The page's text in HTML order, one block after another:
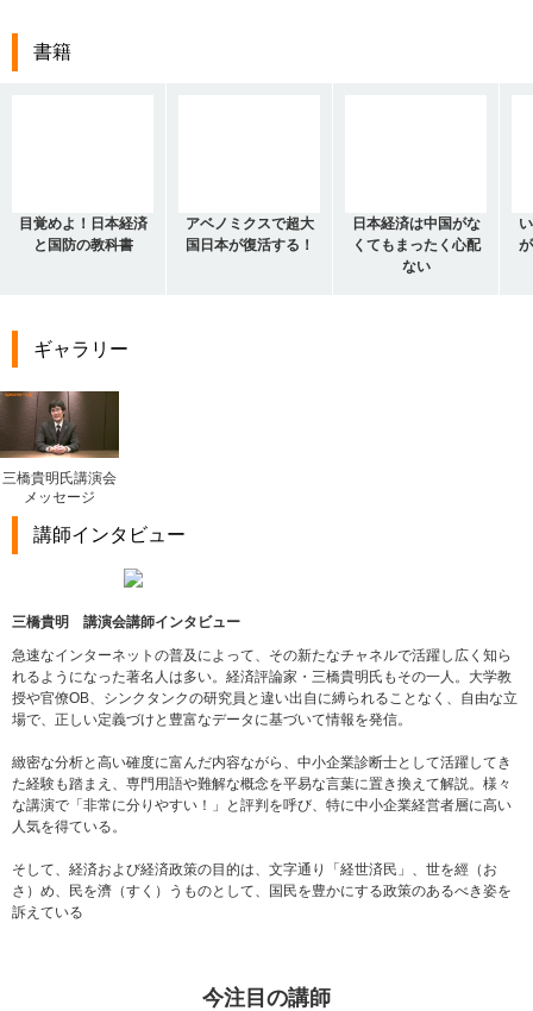
書籍
目覚めよ！日本経済
と国防の教科書
アベノミクスで超大
国日本が復活する！
日本経済は中国がな
くてもまったく心配
ない
ギャラリー
三橋貴明氏講演会
メッセージ
講師インタビュー
三橋貴明 講演会講師インタビュー
急速なインターネットの普及によって、その新たなチャネルで活躍し広く知ら
れるようになった著名人は多い。経済評論家・三橋貴明氏もその一人。大学教
授や官僚OB、シンクタンクの研究員と違い出自に縛られることなく、自由な立
場で、正しい定義づけと豊富なデータに基づいて情報を発信。
緻密な分析と高い確度に富んだ内容ながら、中小企業診断士として活躍してき
た経験も踏まえ、専門用語や難解な概念を平易な言葉に置き換えて解説。様々
な講演で「非常に分りやすい！」と評判を呼び、特に中小企業経営者層に高い
人気を得ている。
そして、経済および経済政策の目的は、文字通り「経世済民」、世を經（お
さ）め、民を濟（すく）うものとして、国民を豊かにする政策のあるべき姿を
訴えている
今注目の講師